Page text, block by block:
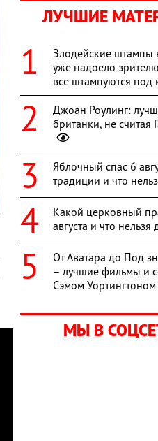
ЛУЧШИЕ
Злодейские штампы
уже надоело
все штампуются под
Джоан Роулинг:
британки, не считая
Яблочный спас 6
традиции и что
Какой церковный
августа и что нельзя
От Аватара до Под
– лучшие фильмы и
Сэмом Уортингтоном
МЫ В